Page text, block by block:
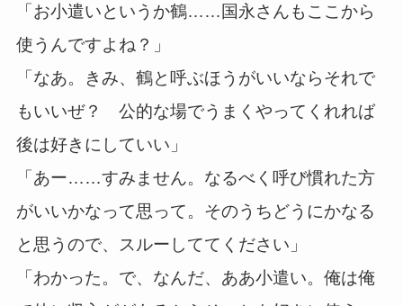
「お小遣いというか鶴……国永さんもここから
使うんですよね？」
「なあ。きみ、鶴と呼ぶほうがいいならそれで
もいいぜ？ 公的な場でうまくやってくれれば
後は好きにしていい」
「あー……すみません。なるべく呼び慣れた方
がいいかなって思って。そのうちどうにかなる
と思うので、スルーしててください」
「わかった。で、なんだ、ああ小遣い。俺は俺